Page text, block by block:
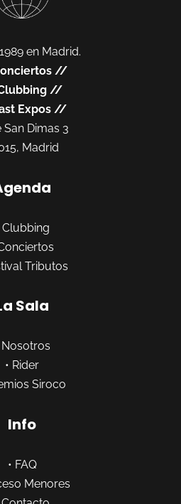
en Madrid.
//
//
Expos //
San Dimas 3
Madrid
Clubbing
Tributos
Sala
Nosotros
• Rider
Siroco
Info
• FAQ
Menores